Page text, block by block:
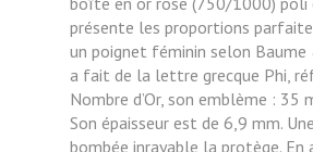
présente les proportions
un poignet féminin selon Baume
a fait de la lettre grecque Phi,
Nombre d’Or, son emblème : 35
Son épaisseur est de 6,9 mm.
bombée inrayable la protège. En